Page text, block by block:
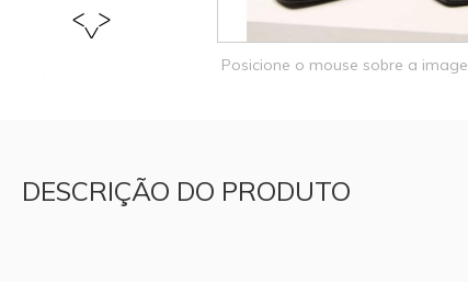
Posicione o mouse sobre a
DESCRIÇÃO DO PRODUTO